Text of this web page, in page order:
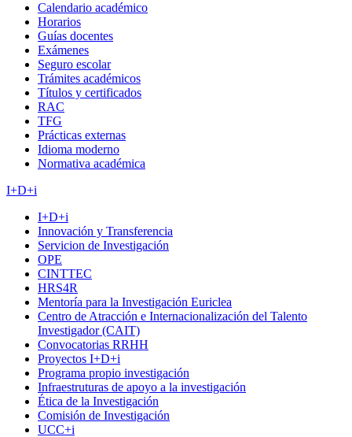
Calendario académico
Horarios
Guías docentes
Exámenes
Seguro escolar
Trámites académicos
Títulos y certificados
RAC
TFG
Prácticas externas
Idioma moderno
Normativa académica
I+D+i
I+D+i
Innovación y Transferencia
Servicion de Investigación
OPE
CINTTEC
HRS4R
Mentoría para la Investigación Euriclea
Centro de Atracción e Internacionalización del Talento
Investigador (CAIT)
Convocatorias RRHH
Proyectos I+D+i
Programa propio investigación
Infraestruturas de apoyo a la investigación
Ética de la Investigación
Comisión de Investigación
UCC+i